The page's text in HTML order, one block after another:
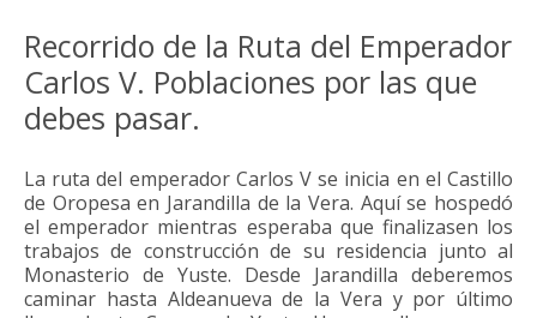
Recorrido de la Ruta del Emperador
Carlos V. Poblaciones por las que
debes pasar.
La ruta del emperador Carlos V se inicia en el Castillo
de Oropesa en Jarandilla de la Vera. Aquí se hospedó
el emperador mientras esperaba que finalizasen los
trabajos de construcción de su residencia junto al
Monasterio de Yuste. Desde Jarandilla deberemos
caminar hasta Aldeanueva de la Vera y por último